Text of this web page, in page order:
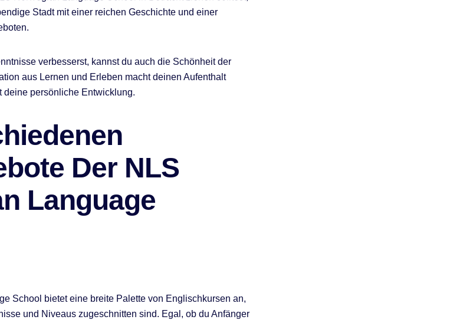
Stadt mit einer reichen Geschichte und einer
verbesserst, kannst du auch die Schönheit der
aus Lernen und Erleben macht deinen Aufenthalt
deine persönliche Entwicklung.
Der NLS
Language
School bietet eine breite Palette von Englischkursen an,
und Niveaus zugeschnitten sind. Egal, ob du Anfänger